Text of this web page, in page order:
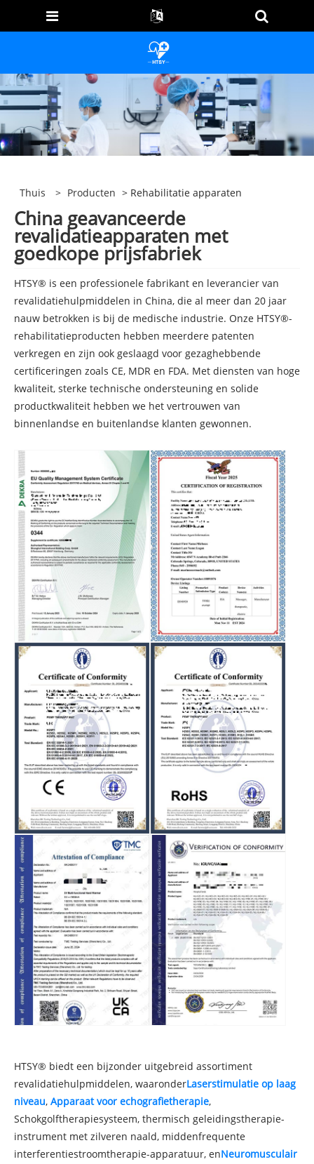
Thuis > Producten > Rehabilitatie apparaten
China geavanceerde
revalidatieapparaten met
goedkope prijsfabriek
HTSY® is een professionele fabrikant en leverancier van
revalidatiehulpmiddelen in China, die al meer dan 20 jaar
nauw betrokken is bij de medische industrie. Onze HTSY®-
rehabilitatieproducten hebben meerdere patenten
verkregen en zijn ook geslaagd voor gezaghebbende
certificeringen zoals CE, MDR en FDA. Met diensten van hoge
kwaliteit, sterke technische ondersteuning en solide
productkwaliteit hebben we het vertrouwen van
binnenlandse en buitenlandse klanten gewonnen.
HTSY® biedt een bijzonder uitgebreid assortiment
revalidatiehulpmiddelen, waaronderLaserstimulatie op laag
niveau, Apparaat voor echografietherapie,
Schokgolftherapiesysteem, thermisch geleidingstherapie-
instrument met zilveren naald, middenfrequente
interferentiestroomtherapie-apparatuur, enNeuromusculair